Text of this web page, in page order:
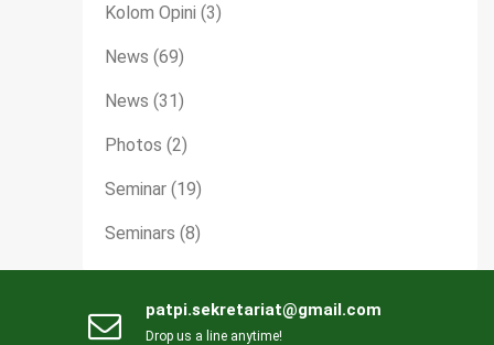
Kolom Opini (3)
News (69)
News (31)
Photos (2)
Seminar (19)
Seminars (8)
patpi.sekretariat@gmail.com
Drop us a line anytime!